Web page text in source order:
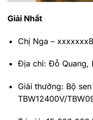
Giải Nhất
Chị Nga –
Địa chỉ: Đỗ Quang,
Giải thưởng: Bộ
TBW12400V/